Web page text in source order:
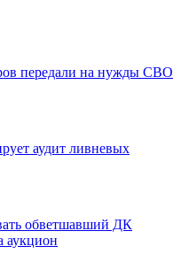
передали на нужды СВО
аудит ливневых
обветшавший ДК
аукцион